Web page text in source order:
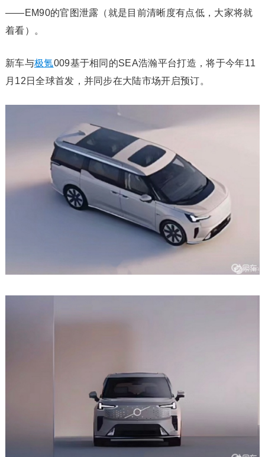
——EM90的官图泄露（就是目前清晰度有点低，大家将就
着看）。
新车与极氪009基于相同的SEA浩瀚平台打造，将于今年11
月12日全球首发，并同步在大陆市场开启预订。